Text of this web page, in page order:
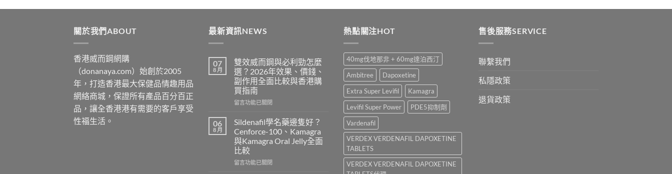
was: is:
$529
關於我們ABOUT
香港威而鋼網購
（donanaya.com）始創於2005
年，打造香港最大保健品情趣用品
網絡商城，保證所有產品百分百正
品，讓全香港港有需要的客戶享受
性福生活。
最新資訊NEWS
07
8 月
雙效威而鋼與必利勁怎麼
選？2026年效果、價錢、
副作用全面比較與香港購
買指南
在
效
威
而
鋼
與
必
留言功能已關閉
06
8 月
Sildenafil學名藥邊隻好？
Cenforce-100、Kamagra
與Kamagra Oral Jelly全面
比較
在
留言功能已關閉
熱點關注HOT
40mg伐地那非 + 60mg達泊西汀
Ambitree
Dapoxetine
Extra Super Levifil
Kamagra
Levifil Super Power
PDE5抑制劑
Vardenafil
VERDEX VERDENAFIL DAPOXETINE
TABLETS
VERDEX VERDENAFIL DAPOXETINE
售後服務SERVICE
聯繫我們
私隱政策
退貨政策